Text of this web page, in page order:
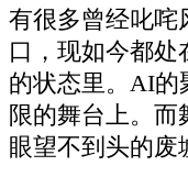
有很多曾经叱咤
口，现如今都处
的状态里。AI的
限的舞台上。
眼望不到头的废